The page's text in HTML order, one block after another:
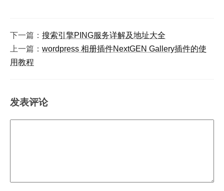
下一篇： 搜索引擎PING服务详解及地址大全
上一篇： wordpress 相册插件NextGEN Gallery插件的使
用教程
发表评论